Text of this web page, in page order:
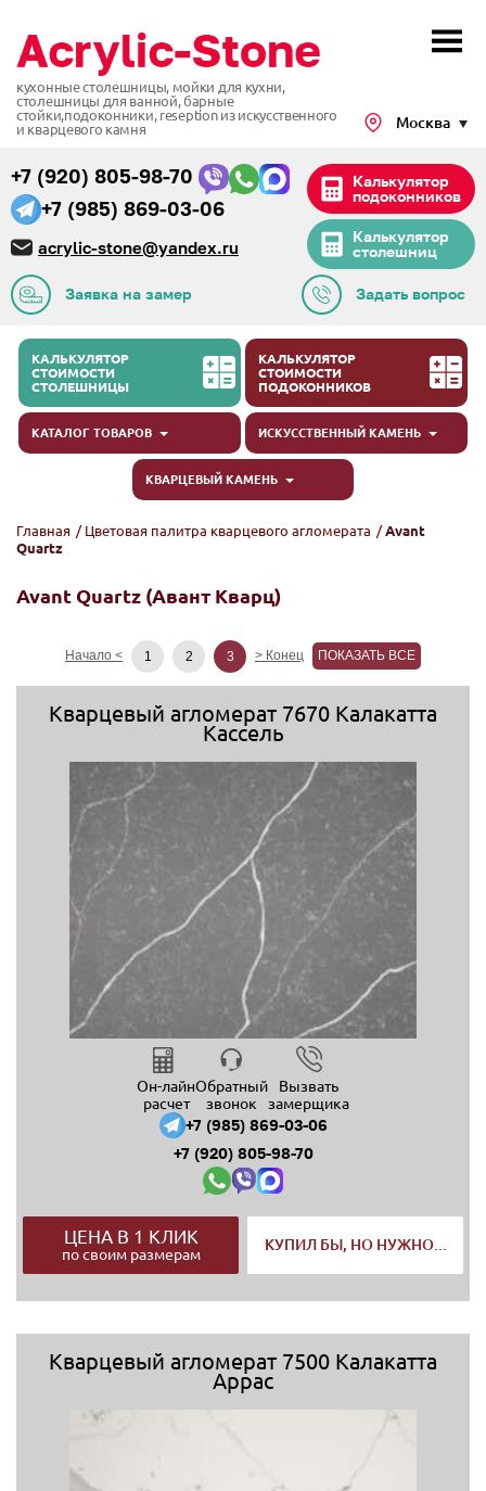
кухонные столешницы, мойки для кухни,
столешницы для ванной, барные
стойки,подоконники, reseption из искусственного
и кварцевого камня
+7 (985) 869-03-06
+7 (920) 805-98-70
acrylic-stone@yandex.ru
Калькулятор
столешниц
Калькулятор
подоконников
Москва
Задать вопрос
Заявка на замер
КАЛЬКУЛЯТОР
СТОИМОСТИ
СТОЛЕШНИЦЫ
КАЛЬКУЛЯТОР
СТОИМОСТИ
ПОДОКОННИКОВ
КАТАЛОГ ТОВАРОВ ИСКУССТВЕННЫЙ КАМЕНЬ
КВАРЦЕВЫЙ КАМЕНЬ
Главная / Цветовая палитра кварцевого агломерата / Avant
Quartz
Avant Quartz (Авант Кварц)
Начало < 1 2 3 > Конец ПОКАЗАТЬ ВСЕ
Кварцевый агломерат 7670 Калакатта
Кассель
Он-лайн
расчет
Обратный
звонок
Вызвать
замерщика
+7 (985) 869-03-06
+7 (920) 805-98-70
ЦЕНА В 1 КЛИК
по своим размерам
КУПИЛ БЫ, НО НУЖНО...
Кварцевый агломерат 7500 Калакатта
Аррас